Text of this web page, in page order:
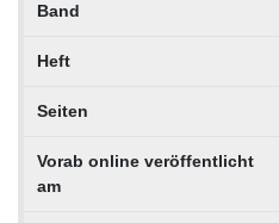
Band
Heft
Seiten
Vorab online veröffentlicht
am